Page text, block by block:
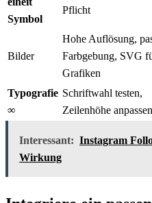
Symbol
Pflicht
Bilder
Hohe Auflösung,
Farbgebung, SVG
Grafiken
Typografie
∞
Schriftwahl testen,
Zeilenhöhe anpassen
Interessant: Instagram
Wirkung